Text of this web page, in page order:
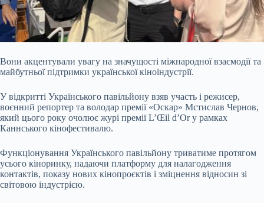
Вони акцентували увагу на значущості міжнародної взаємодії та
майбутньої підтримки української кіноіндустрії.
У відкритті Українського павільйону взяв участь і режисер,
воєнний репортер та володар премії «Оскар» Мстислав Чернов,
який цього року очолює журі премії L’Œil d’Or у рамках
Каннського кінофестивалю.
Функціонування Українського павільйону триватиме протягом
усього кіноринку, надаючи платформу для налагодження
контактів, показу нових кінопроєктів і зміцнення відносин зі
світовою індустрією.